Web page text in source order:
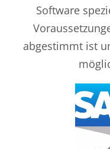
Software
abgestimmt ist